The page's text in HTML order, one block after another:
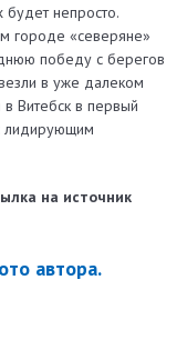
будет непросто.
городе «северяне»
победу с берегов
в уже далеком
Витебск в первый
лидирующим
на источник
автора.